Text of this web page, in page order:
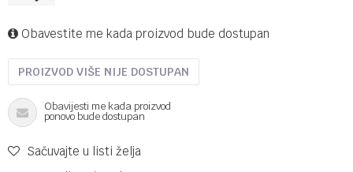
Obavestite me kada proizvod bude dostupan
PROIZVOD VIŠE NIJE DOSTUPAN
Obavijesti me kada proizvod
ponovo bude dostupan
Sačuvajte u listi želja